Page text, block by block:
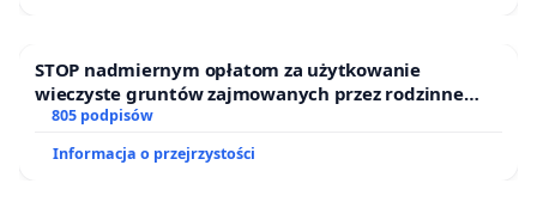
STOP nadmiernym opłatom za użytkowanie
wieczyste gruntów zajmowanych przez rodzinne
ogrody działkowe.
805 podpisów
Informacja o przejrzystości